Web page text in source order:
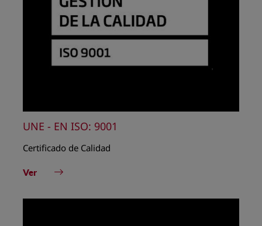
UNE - EN ISO: 9001
Certificado de Calidad
Ver